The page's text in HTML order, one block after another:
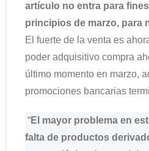
artículo no entra para
principios de marzo, para
El fuerte de la venta es
poder adquisitivo compra
último momento en marzo,
promociones bancarias
“El mayor problema en
falta de productos